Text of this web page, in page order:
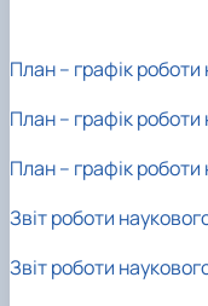
План – графік
План – графік
План – графік
Звіт роботи
Звіт роботи